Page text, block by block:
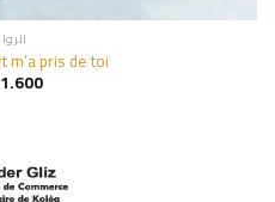
m’a pris de toi
1.600